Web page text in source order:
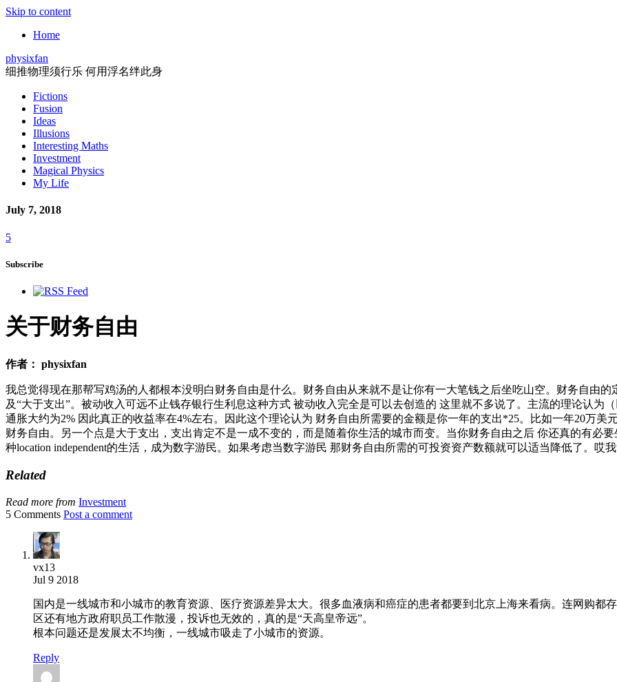
Skip to content
Home
physixfan
细推物理须行乐 何用浮名绊此身
Fictions
Fusion
Ideas
Illusions
Interesting Maths
Investment
Magical Physics
My Life
July 7, 2018
5
Subscribe
关于财务自由
作者： physixfan
我总觉得现在那帮写鸡汤的人都根本没明白财务自由是什么。财务自由从来就不是让你有一大笔钱之后坐吃山空。财务自由
及“大于支出”。被动收入可远不止钱存银行生利息这种方式 被动收入完全是可以去创造的 这里就不多说了。主流的理论认为
通胀大约为2% 因此真正的收益率在4%左右。因此这个理论认为 财务自由所需要的金额是你一年的支出*25。比如一年20万美
财务自由。另一个点是大于支出，支出肯定不是一成不变的，而是随着你生活的城市而变。当你财务自由之后 你还真的有必
种location independent的生活，成为数字游民。如果考虑当数字游民 那财务自由所需的可投资资产数额就可以适当降低了。哎
Related
Read more from Investment
5 Comments Post a comment
vx13
Jul 9 2018
国内是一线城市和小城市的教育资源、医疗资源差异太大。很多血液病和癌症的患者都要到北京上海来看病。连网购都
区还有地方政府职员工作散漫，投诉也无效的，真的是“天高皇帝远”。
根本问题还是发展太不均衡，一线城市吸走了小城市的资源。
Reply